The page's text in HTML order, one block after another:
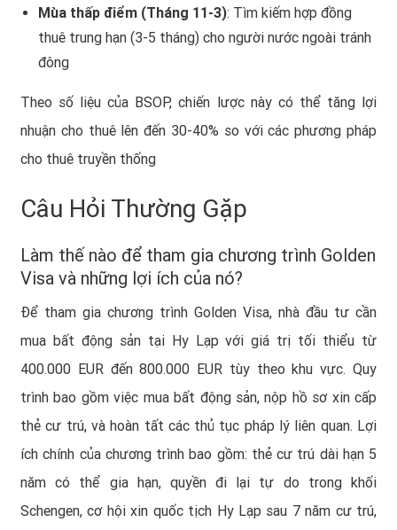
Mùa thấp điểm (Tháng 11-3): Tìm kiếm hợp đồng
thuê trung hạn (3-5 tháng) cho người nước ngoài tránh
đông
Theo số liệu của BSOP, chiến lược này có thể tăng lợi
nhuận cho thuê lên đến 30-40% so với các phương pháp
cho thuê truyền thống
Câu Hỏi Thường Gặp
Làm thế nào để tham gia chương trình Golden
Visa và những lợi ích của nó?
Để tham gia chương trình Golden Visa, nhà đầu tư cần
mua bất động sản tại Hy Lạp với giá trị tối thiểu từ
400.000 EUR đến 800.000 EUR tùy theo khu vực. Quy
trình bao gồm việc mua bất động sản, nộp hồ sơ xin cấp
thẻ cư trú, và hoàn tất các thủ tục pháp lý liên quan. Lợi
ích chính của chương trình bao gồm: thẻ cư trú dài hạn 5
năm có thể gia hạn, quyền đi lại tự do trong khối
Schengen, cơ hội xin quốc tịch Hy Lạp sau 7 năm cư trú,